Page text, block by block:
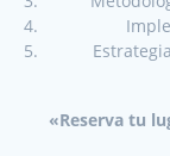
«Reserva tu